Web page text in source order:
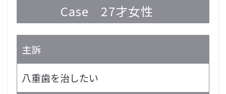
Case 27才女性
主訴
八重歯を治したい